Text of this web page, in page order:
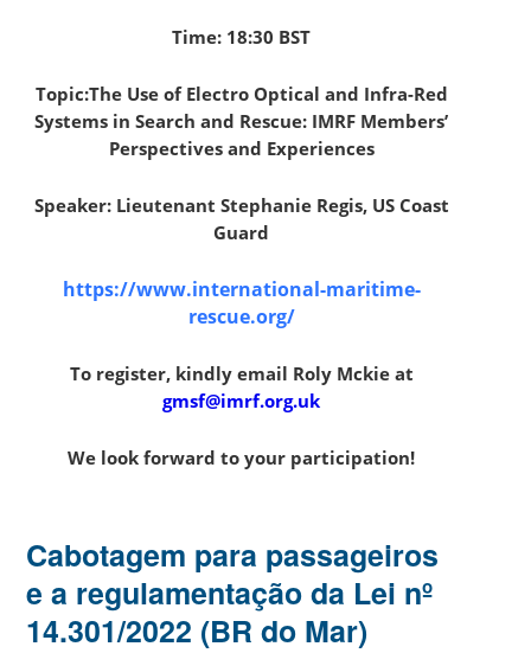
Time: 18:30 BST
Topic:The Use of Electro Optical and Infra-Red
Systems in Search and Rescue: IMRF Members’
Perspectives and Experiences
Speaker: Lieutenant Stephanie Regis, US Coast
Guard
https://www.international-maritime-
rescue.org/
To register, kindly email Roly Mckie at
gmsf@imrf.org.uk
We look forward to your participation!
Cabotagem para passageiros
e a regulamentação da Lei nº
14.301/2022 (BR do Mar)